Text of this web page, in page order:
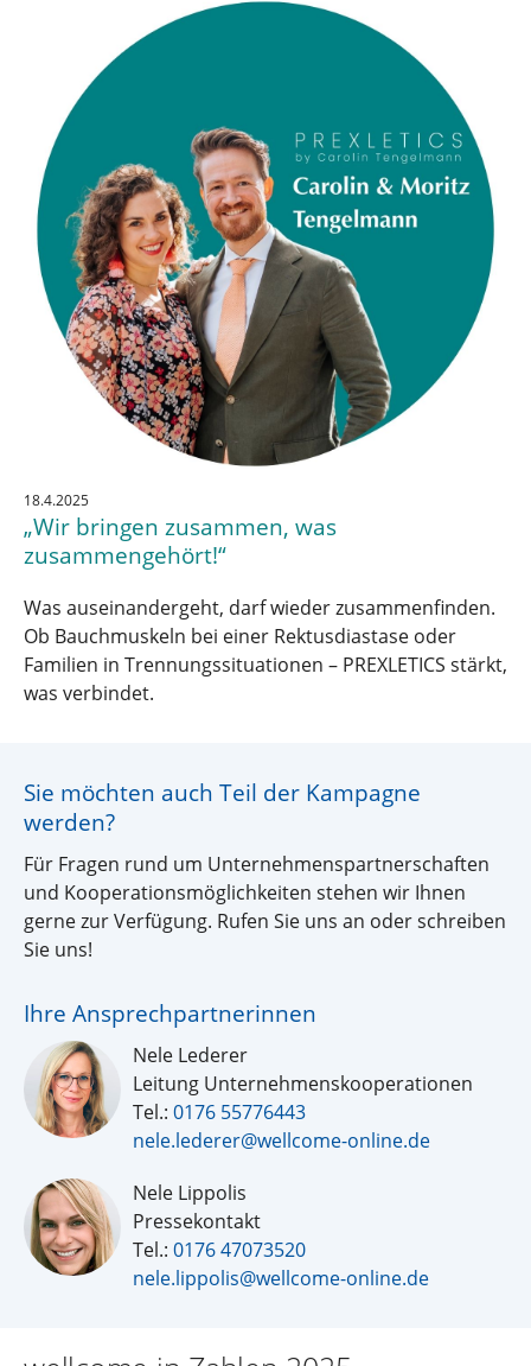
18.4.2025
„Wir bringen zusammen, was
zusammengehört!“
Was auseinandergeht, darf wieder zusammenfinden.
Ob Bauchmuskeln bei einer Rektusdiastase oder
Familien in Trennungssituationen – PREXLETICS stärkt,
was verbindet.
Sie möchten auch Teil der Kampagne
werden?
Für Fragen rund um Unternehmenspartnerschaften
und Kooperationsmöglichkeiten stehen wir Ihnen
gerne zur Verfügung. Rufen Sie uns an oder schreiben
Sie uns!
Ihre Ansprechpartnerinnen
Nele Lederer
Leitung Unternehmenskooperationen
Tel.: 0176 55776443
nele.lederer@wellcome-online.de
Nele Lippolis
Pressekontakt
Tel.: 0176 47073520
nele.lippolis@wellcome-online.de